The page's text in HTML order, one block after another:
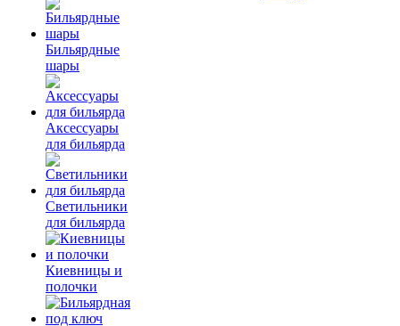
Бильярдные
шары
Аксессуары
для бильярда
Светильники
для бильярда
Киевницы и
полочки